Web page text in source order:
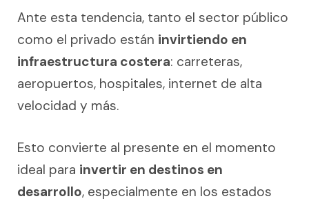
Ante esta tendencia, tanto el sector público
como el privado están invirtiendo en
infraestructura costera: carreteras,
aeropuertos, hospitales, internet de alta
velocidad y más.
Esto convierte al presente en el momento
ideal para invertir en destinos en
desarrollo, especialmente en los estados